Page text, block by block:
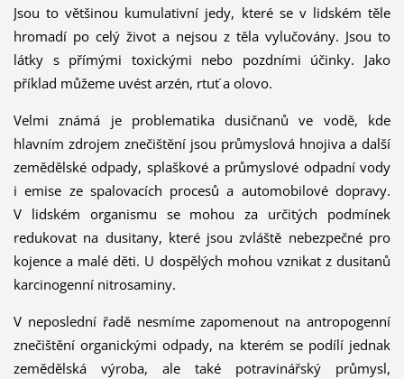
Jsou to většinou kumulativní jedy, které se v lidském těle
hromadí po celý život a nejsou z těla vylučovány. Jsou to
látky s přímými toxickými nebo pozdními účinky. Jako
příklad můžeme uvést arzén, rtuť a olovo.
Velmi známá je problematika dusičnanů ve vodě, kde
hlavním zdrojem znečištění jsou průmyslová hnojiva a další
zemědělské odpady, splaškové a průmyslové odpadní vody
i emise ze spalovacích procesů a automobilové dopravy.
V lidském organismu se mohou za určitých podmínek
redukovat na dusitany, které jsou zvláště nebezpečné pro
kojence a malé děti. U dospělých mohou vznikat z dusitanů
karcinogenní nitrosaminy.
V neposlední řadě nesmíme zapomenout na antropogenní
znečištění organickými odpady, na kterém se podílí jednak
zemědělská výroba, ale také potravinářský průmysl,